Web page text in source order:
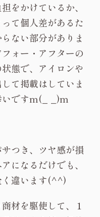
をかけているか、
て個人差があるた
ない部分がありま
ォー・アフターの
態で、アイロンや
て掲載はしていま
いですm(_ _)m
つき、ツヤ感が損
になるだけでも、
く違います(^^)
材を駆使して、１